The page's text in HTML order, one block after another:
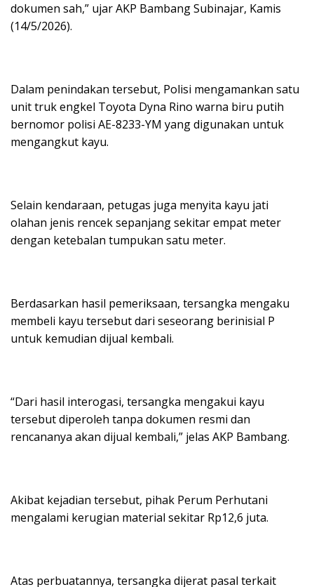
dokumen sah,” ujar AKP Bambang Subinajar, Kamis
(14/5/2026).
Dalam penindakan tersebut, Polisi mengamankan satu
unit truk engkel Toyota Dyna Rino warna biru putih
bernomor polisi AE-8233-YM yang digunakan untuk
mengangkut kayu.
Selain kendaraan, petugas juga menyita kayu jati
olahan jenis rencek sepanjang sekitar empat meter
dengan ketebalan tumpukan satu meter.
Berdasarkan hasil pemeriksaan, tersangka mengaku
membeli kayu tersebut dari seseorang berinisial P
untuk kemudian dijual kembali.
“Dari hasil interogasi, tersangka mengakui kayu
tersebut diperoleh tanpa dokumen resmi dan
rencananya akan dijual kembali,” jelas AKP Bambang.
Akibat kejadian tersebut, pihak Perum Perhutani
mengalami kerugian material sekitar Rp12,6 juta.
Atas perbuatannya, tersangka dijerat pasal terkait